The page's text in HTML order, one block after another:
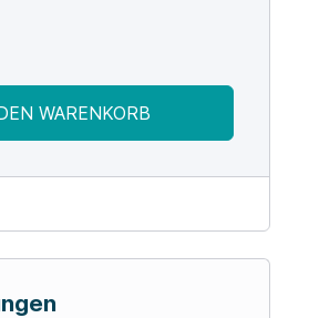
WARENKORB